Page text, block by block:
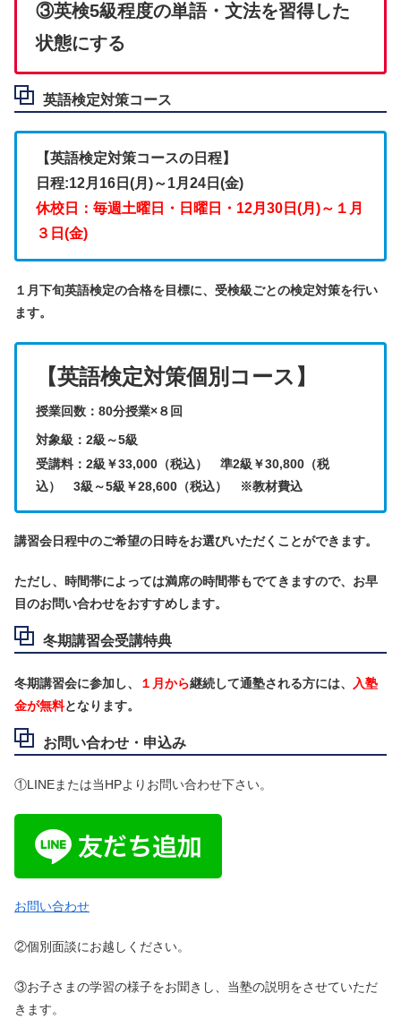
③英検5級程度の単語・文法を習得した
状態にする
英語検定対策コース
【英語検定対策コースの日程】
日程:12月16日(月)～1月24日(金)
休校日：毎週土曜日・日曜日・12月30日(月)～１月
３日(金)
１月下旬英語検定の合格を目標に、受検級ごとの検定対策を行い
ます。
【英語検定対策個別コース】
授業回数：80分授業×８回
対象級：2級～5級
受講料：2級￥33,000（税込） 準2級￥30,800（税
込） 3級～5級￥28,600（税込） ※教材費込
講習会日程中のご希望の日時をお選びいただくことができます。
ただし、時間帯によっては満席の時間帯もでてきますので、お早
目のお問い合わせをおすすめします。
冬期講習会受講特典
冬期講習会に参加し、 １月から継続して通塾される方には、
入塾
金が無料となります。
お問い合わせ・申込み
①LINEまたは当HPよりお問い合わせ下さい。
お問い合わせ
②個別面談にお越しください。
③お子さまの学習の様子をお聞きし、当塾の説明をさせていただ
きます。